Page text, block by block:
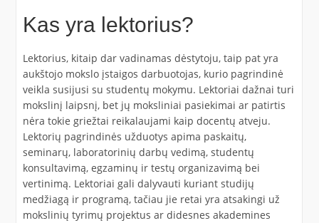
Kas yra lektorius?
Lektorius, kitaip dar vadinamas dėstytoju, taip pat yra
aukštojo mokslo įstaigos darbuotojas, kurio pagrindinė
veikla susijusi su studentų mokymu. Lektoriai dažnai turi
mokslinį laipsnį, bet jų moksliniai pasiekimai ar patirtis
nėra tokie griežtai reikalaujami kaip docentų atveju.
Lektorių pagrindinės užduotys apima paskaitų,
seminarų, laboratorinių darbų vedimą, studentų
konsultavimą, egzaminų ir testų organizavimą bei
vertinimą. Lektoriai gali dalyvauti kuriant studijų
medžiagą ir programą, tačiau jie retai yra atsakingi už
mokslinių tyrimų projektus ar didesnes akademines